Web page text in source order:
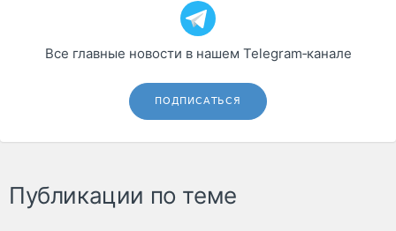
Все главные новости в нашем Telegram‑канале
ПОДПИСАТЬСЯ
Публикации по теме